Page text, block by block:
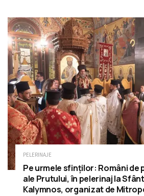
PELERINAJE
Pe urmele sfinților: Români de
ale Prutului, în pelerinaj la
Kalymnos, organizat de